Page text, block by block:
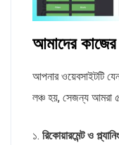
আমাদের কাজের
আপনার ওয়েবসাইটটি
লঞ্চ হয়, সেজন্য আমরা
১. রিকোয়ারমেন্ট ও